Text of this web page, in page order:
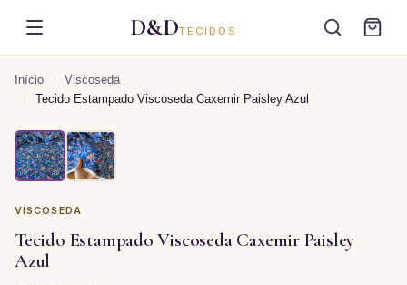
D&DTECIDOS
Início / Viscoseda
/ Tecido Estampado Viscoseda Caxemir Paisley Azul
VISCOSEDA
Tecido Estampado Viscoseda Caxemir Paisley
Azul